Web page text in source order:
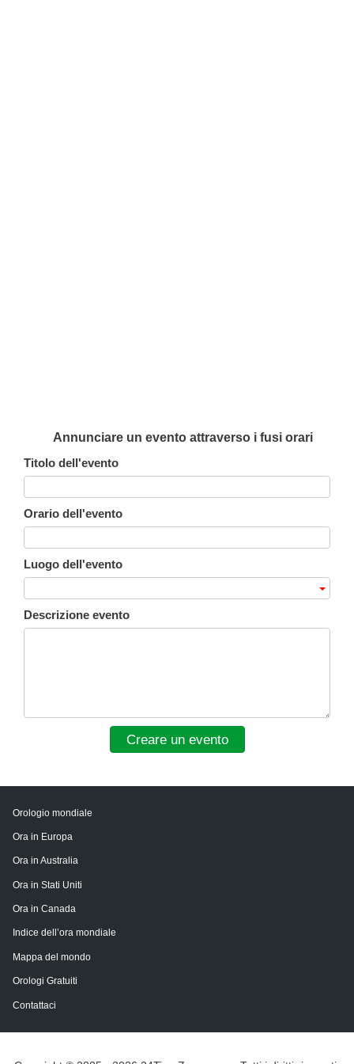
Annunciare un evento attraverso i fusi orari
Titolo dell'evento
Orario dell'evento
Luogo dell'evento
Descrizione evento
Creare un evento
Orologio mondiale
Ora in Europa
Ora in Australia
Ora in Stati Uniti
Ora in Canada
Indice dell’ora mondiale
Mappa del mondo
Orologi Gratuiti
Contattaci